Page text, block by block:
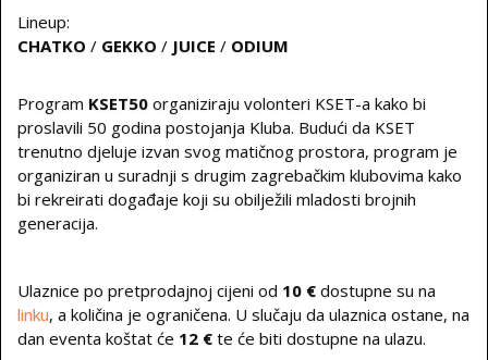
Lineup:
CHATKO / GEKKO / JUICE / ODIUM
Program KSET50 organiziraju volonteri KSET-a kako bi
proslavili 50 godina postojanja Kluba. Budući da KSET
trenutno djeluje izvan svog matičnog prostora, program je
organiziran u suradnji s drugim zagrebačkim klubovima kako
bi rekreirati događaje koji su obilježili mladosti brojnih
generacija.
Ulaznice po pretprodajnoj cijeni od 10 € dostupne su na
linku, a količina je ograničena. U slučaju da ulaznica ostane, na
dan eventa koštat će 12 € te će biti dostupne na ulazu.